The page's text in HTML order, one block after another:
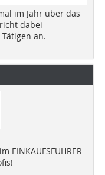
im Jahr über das
dabei
an.
EINKAUFSFÜHRER